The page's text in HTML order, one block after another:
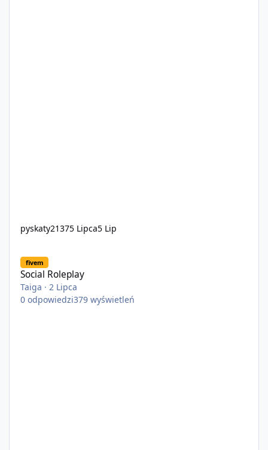
pyskaty21375 Lipca5 Lip
fivem
Social Roleplay
Taiga ·2 Lipca
0 odpowiedzi379 wyświetleń